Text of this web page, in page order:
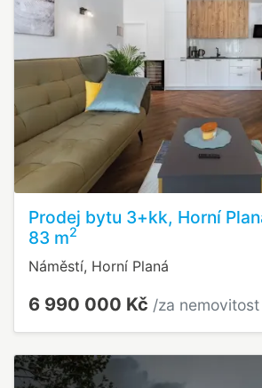
Prodej bytu 3+kk, Horní
83 m2
Náměstí, Horní Planá
6 990 000 Kč /za nemovitost